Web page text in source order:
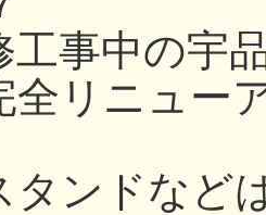
工事中の宇
全リニュー
タンドなど